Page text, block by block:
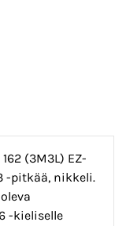
(3M3L) EZ-
-pitkää, nikkeli.
-kieliselle